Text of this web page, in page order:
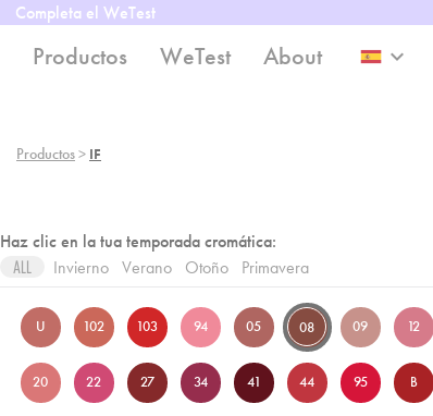
Completa el WeTest
Productos WeTest About keyboard_arrow_down
Productos> IF
Haz clic en la tua temporada cromática:
ALL Invierno Verano Otoño Primavera
U 102 103 94 05 08 09 12
20 22 27 34 41 44 95 B